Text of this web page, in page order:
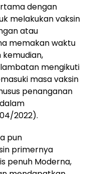
dengan
melakukan vaksin
atau
memakan waktu
mengikuti
masa vaksin
penanganan
2022).
pun
primernya
penuh Moderna,